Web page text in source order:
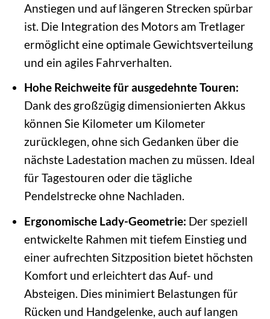
Anstiegen und auf längeren Strecken spürbar
ist. Die Integration des Motors am Tretlager
ermöglicht eine optimale Gewichtsverteilung
und ein agiles Fahrverhalten.
Hohe Reichweite für ausgedehnte Touren:
Dank des großzügig dimensionierten Akkus
können Sie Kilometer um Kilometer
zurücklegen, ohne sich Gedanken über die
nächste Ladestation machen zu müssen. Ideal
für Tagestouren oder die tägliche
Pendelstrecke ohne Nachladen.
Ergonomische Lady-Geometrie: Der speziell
entwickelte Rahmen mit tiefem Einstieg und
einer aufrechten Sitzposition bietet höchsten
Komfort und erleichtert das Auf- und
Absteigen. Dies minimiert Belastungen für
Rücken und Handgelenke, auch auf langen